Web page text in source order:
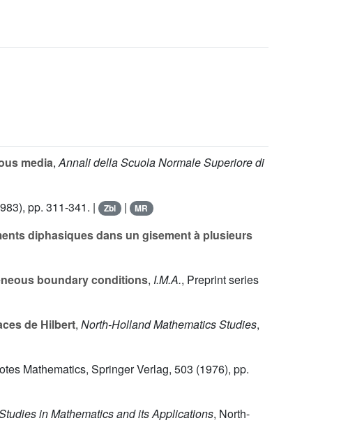
media,Annali della Scuola Normale Superiore di
pp. 311-341. | Zbl | MR
diphasiques dans un gisement à plusieurs
boundary conditions, I.M.A., Preprint series
de Hilbert, North-Holland Mathematics Studies,
Mathematics, Springer Verlag, 503 (1976), pp.
in Mathematics and its Applications, North-